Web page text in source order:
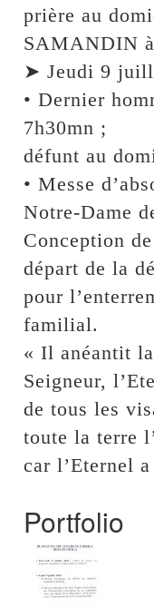
prière au
SAMANDIN
➤ Jeudi 9
• Dernier
7h30mn ;
défunt au
• Messe
Notre-Dame
Conception
départ de la
pour
familial.
« Il anéantit
Seigneur,
de tous les
toute la terre
car l’Eternel
Portfolio